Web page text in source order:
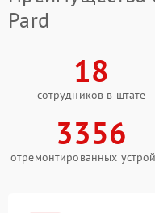
Pard
18
сотрудников в штате
3356
отремонтированных